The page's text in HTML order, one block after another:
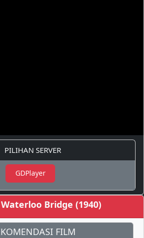
PILIHAN SERVER
GDPlayer
Bridge (1940)
FILM